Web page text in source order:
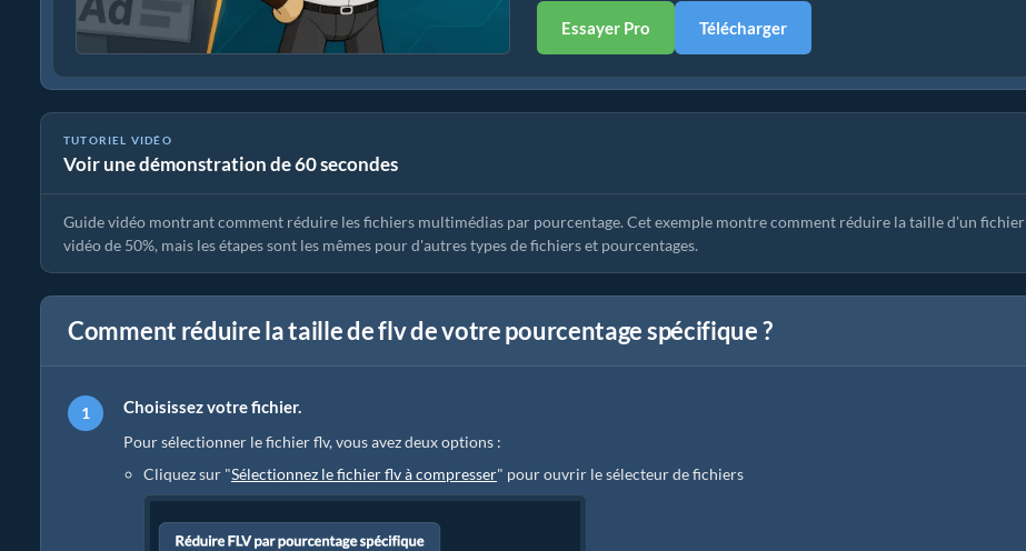
Essayer Pro Télécharger
TUTORIEL VIDÉO
Voir une démonstration de 60 secondes
Comment Réduire les Fichiers Multimédias par Pourcentage (Guide Simple)
Guide vidéo montrant comment réduire les fichiers multimédias par pourcentage. Cet exemple montre comment réduire la taille d'un fichier
vidéo de 50%, mais les étapes sont les mêmes pour d'autres types de fichiers et pourcentages.
Comment réduire la taille de flv de votre pourcentage spécifique ?
Choisissez votre fichier.
Pour sélectionner le fichier flv, vous avez deux options :
Cliquez sur "Sélectionnez le fichier flv à compresser" pour ouvrir le sélecteur de fichiers